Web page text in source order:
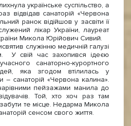
українське суспільство, а
відвідав санаторій «Червона
ранок відійшов у засвіти її
лікар України, лауреат
Микола Юрійович Сивий.
служінню медичній галузі
У свій час захопився ідеєю
санаторно-курортного
яка згодом втілилась у
– санаторій «Червона калина».
пейзажами манила до
Той, хто хоч раз там
те місце. Недарма Микола
сенсом свого життя.